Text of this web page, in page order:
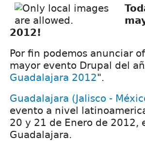
2012!
Por fin podemos anunciar
mayor evento Drupal del
Guadalajara 2012".
Guadalajara (Jalisco -
evento a nivel
20 y 21 de Enero de 2012,
Guadalajara.